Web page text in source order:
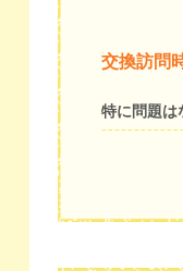
交換訪問
特に問題は